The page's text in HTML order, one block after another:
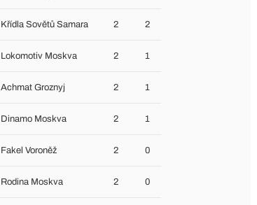
Křídla Sovětů Samara 2 2
Lokomotiv Moskva 2 1
Achmat Groznyj 2 1
Dinamo Moskva 2 1
Fakel Voroněž 2 0
Rodina Moskva 2 0